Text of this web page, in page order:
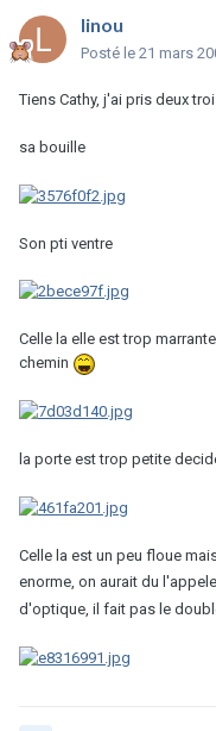
linou
Posté le 21 mars
Tiens Cathy, j'ai pris deux
sa bouille
Son pti ventre
Celle la elle est trop
chemin
la porte est trop petite
Celle la est un peu floue
enorme, on aurait du
d'optique, il fait pas le